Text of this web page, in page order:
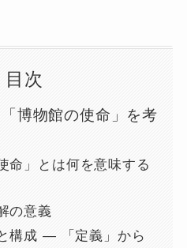
目次
博物館の使命」を考
命」とは何を意味する
の意義
構成 ― 「定義」から